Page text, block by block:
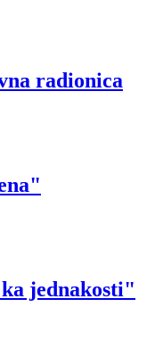
radionica
jednakosti"